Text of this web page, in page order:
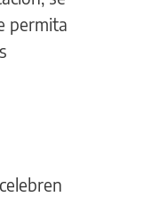
permita